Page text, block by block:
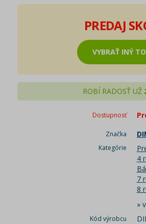
PREDAJ
VYBRAŤ INÝ
ROBÍ RADOSŤ UŽ
Dostupnosť
Značka
Kategórie
4
7
8
»
Kód výrobcu